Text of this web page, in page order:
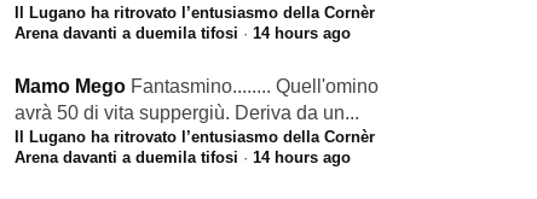
Il Lugano ha ritrovato l’entusiasmo della Cornèr
Arena davanti a duemila tifosi · 14 hours ago
Mamo Mego Fantasmino........ Quell'omino
avrà 50 di vita suppergiù. Deriva da un...
Il Lugano ha ritrovato l’entusiasmo della Cornèr
Arena davanti a duemila tifosi · 14 hours ago